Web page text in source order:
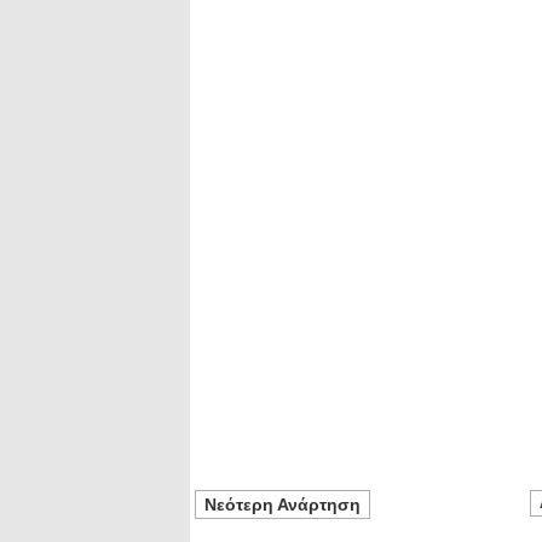
Νεότερη Ανάρτηση